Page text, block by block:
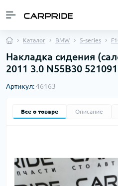
Каталог BMW 5-series
Накладка сидения
2011 3.0 N55B30
Артикул:46163
Все о товаре Описание